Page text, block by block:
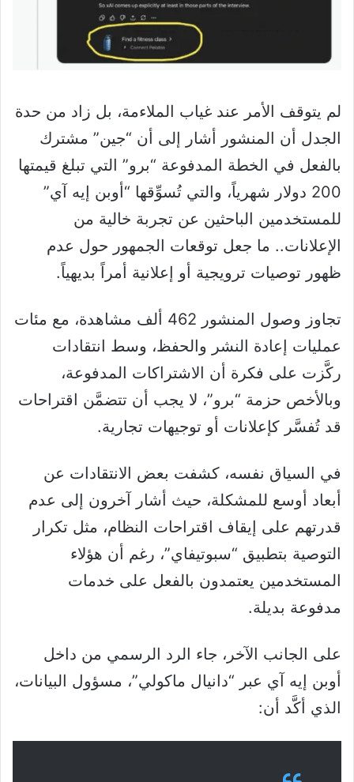
لم يتوقف الأمر عند غياب الملاءمة، بل زاد من حدة
الجدل أن المنشور أشار إلى أن “جين” مشترك
بالفعل في الخطة المدفوعة “برو” التي تبلغ قيمتها
200 دولار شهرياً، والتي تُسوِّقها “أوبن إيه آي”
للمستخدمين الباحثين عن تجربة خالية من
الإعلانات.. ما جعل توقعات الجمهور حول عدم
ظهور توصيات ترويجية أو إعلانية أمراً بديهياً.
تجاوز وصول المنشور 462 ألف مشاهدة، مع مئات
عمليات إعادة النشر والحفظ، وسط انتقادات
ركَّزت على فكرة أن الاشتراكات المدفوعة،
وبالأخص حزمة “برو”، لا يجب أن تتضمَّن اقتراحات
قد تُفسَّر كإعلانات أو توجيهات تجارية.
في السياق نفسه، كشفت بعض الانتقادات عن
أبعاد أوسع للمشكلة، حيث أشار آخرون إلى عدم
قدرتهم على إيقاف اقتراحات النظام، مثل تكرار
التوصية بتطبيق “سبوتيفاي”، رغم أن هؤلاء
المستخدمين يعتمدون بالفعل على خدمات
مدفوعة بديلة.
على الجانب الآخر، جاء الرد الرسمي من داخل
أوبن إيه آي عبر “دانيال ماكولي”، مسؤول البيانات،
الذي أكَّد أن: